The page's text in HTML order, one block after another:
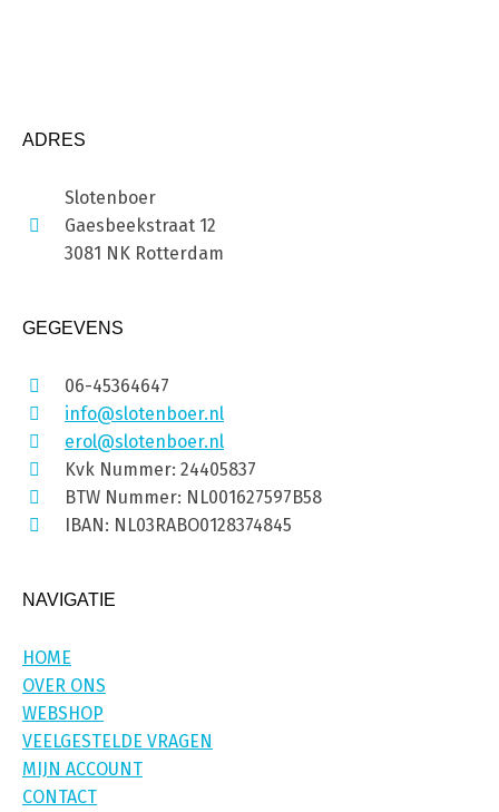
ADRES
Slotenboer
Gaesbeekstraat 12
3081 NK Rotterdam
GEGEVENS
06-45364647
info@slotenboer.nl
erol@slotenboer.nl
Kvk Nummer: 24405837
BTW Nummer: NL001627597B58
IBAN: NL03RABO0128374845
NAVIGATIE
HOME
OVER ONS
WEBSHOP
VEELGESTELDE VRAGEN
MIJN ACCOUNT
CONTACT